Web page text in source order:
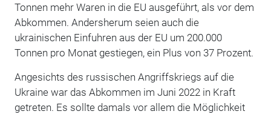
Tonnen mehr Waren in die EU ausgeführt, als vor dem
Abkommen. Andersherum seien auch die
ukrainischen Einfuhren aus der EU um 200.000
Tonnen pro Monat gestiegen, ein Plus von 37 Prozent.
Angesichts des russischen Angriffskriegs auf die
Ukraine war das Abkommen im Juni 2022 in Kraft
getreten. Es sollte damals vor allem die Möglichkeit